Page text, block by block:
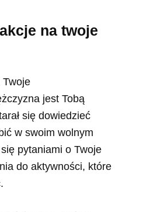
na twoje
Twoje
jest Tobą
się dowiedzieć
w swoim wolnym
pytaniami o Twoje
do aktywności, które